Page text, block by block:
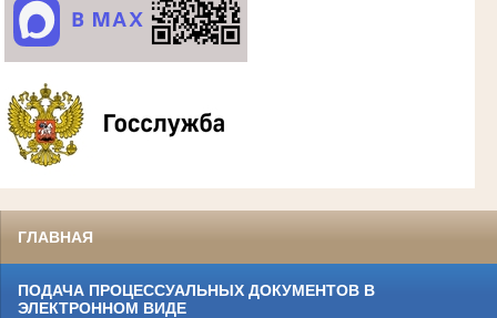
ГЛАВНАЯ
ПОДАЧА ПРОЦЕССУАЛЬНЫХ ДОКУМЕНТОВ В
ЭЛЕКТРОННОМ ВИДЕ